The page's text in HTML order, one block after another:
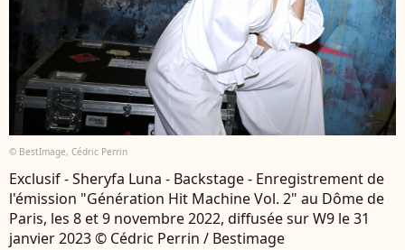
© BestImage, Cédric Perrin
Exclusif - Sheryfa Luna - Backstage - Enregistrement de
l'émission "Génération Hit Machine Vol. 2" au Dôme de
Paris, les 8 et 9 novembre 2022, diffusée sur W9 le 31
janvier 2023 © Cédric Perrin / Bestimage